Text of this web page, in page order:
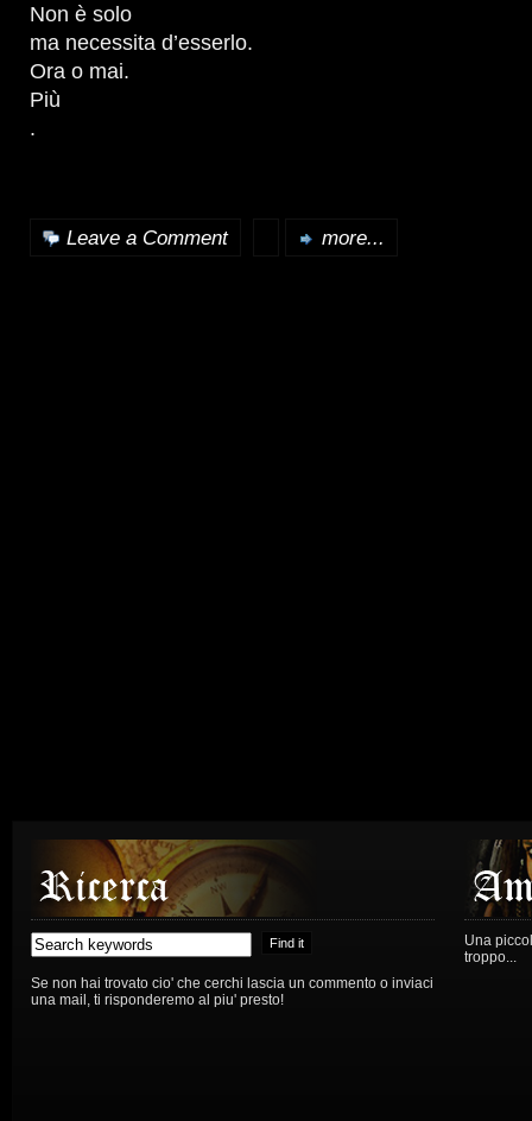
Non è solo
ma necessita d’esserlo.
Ora o mai.
Più
.
Leave a Comment more...
Se non hai trovato cio' che cerchi lascia un commento o inviaci
una mail, ti risponderemo al piu' presto!
Una
troppo...